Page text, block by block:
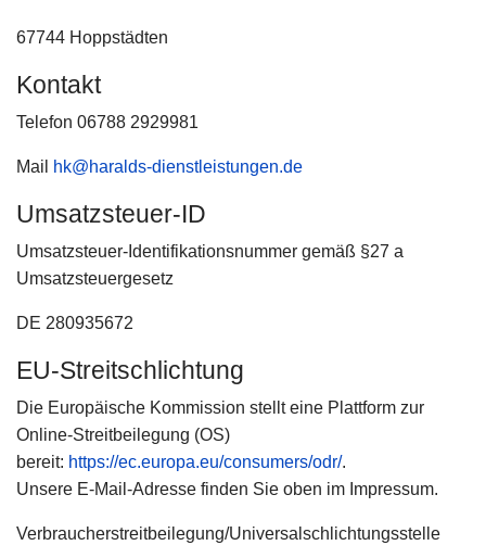
67744 Hoppstädten
Kontakt
Telefon 06788 2929981
Mail hk@haralds-dienstleistungen.de
Umsatzsteuer-ID
Umsatzsteuer-Identifikationsnummer gemäß §27 a
Umsatzsteuergesetz
DE 280935672
EU-Streitschlichtung
Die Europäische Kommission stellt eine Plattform zur
Online-Streitbeilegung (OS)
bereit: https://ec.europa.eu/consumers/odr/.
Unsere E-Mail-Adresse finden Sie oben im Impressum.
Verbraucher­streit­beilegung/Universal­schlichtungs­stelle